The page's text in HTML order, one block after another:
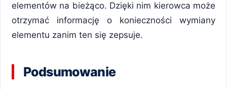
elementów na bieżąco. Dzięki nim kierowca może
otrzymać informację o konieczności wymiany
elementu zanim ten się zepsuje.
Podsumowanie